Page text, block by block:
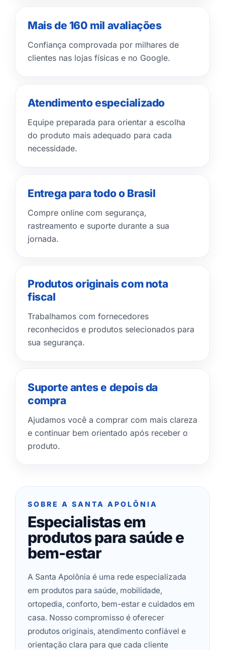
Mais de 160 mil avaliações
Confiança comprovada por milhares de
clientes nas lojas físicas e no Google.
Atendimento especializado
Equipe preparada para orientar a escolha
do produto mais adequado para cada
necessidade.
Entrega para todo o Brasil
Compre online com segurança,
rastreamento e suporte durante a sua
jornada.
Produtos originais com nota
fiscal
Trabalhamos com fornecedores
reconhecidos e produtos selecionados para
sua segurança.
Suporte antes e depois da
compra
Ajudamos você a comprar com mais clareza
e continuar bem orientado após receber o
produto.
SOBRE A SANTA APOLÔNIA
Especialistas em
produtos para saúde e
bem-estar
A Santa Apolônia é uma rede especializada
em produtos para saúde, mobilidade,
ortopedia, conforto, bem-estar e cuidados em
casa. Nosso compromisso é oferecer
produtos originais, atendimento confiável e
orientação clara para que cada cliente